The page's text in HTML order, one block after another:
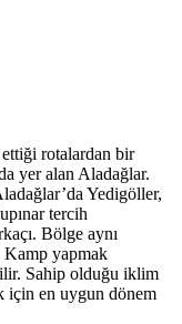
rotalardan bir
yer alan Aladağlar.
Yedigöller,
tercih
Bölge aynı
Kamp yapmak
Sahip olduğu iklim
için en uygun dönem